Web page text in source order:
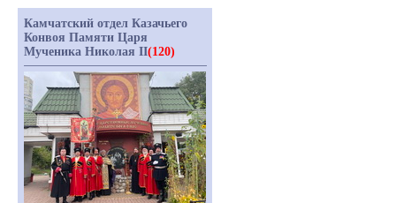
Камчатский отдел Казачьего
Конвоя Памяти Царя
Мученика Николая II(120)